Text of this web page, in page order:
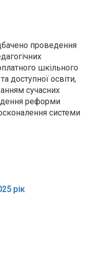
проведення
шкільного
доступної освіти,
сучасних
реформи
системи
рік